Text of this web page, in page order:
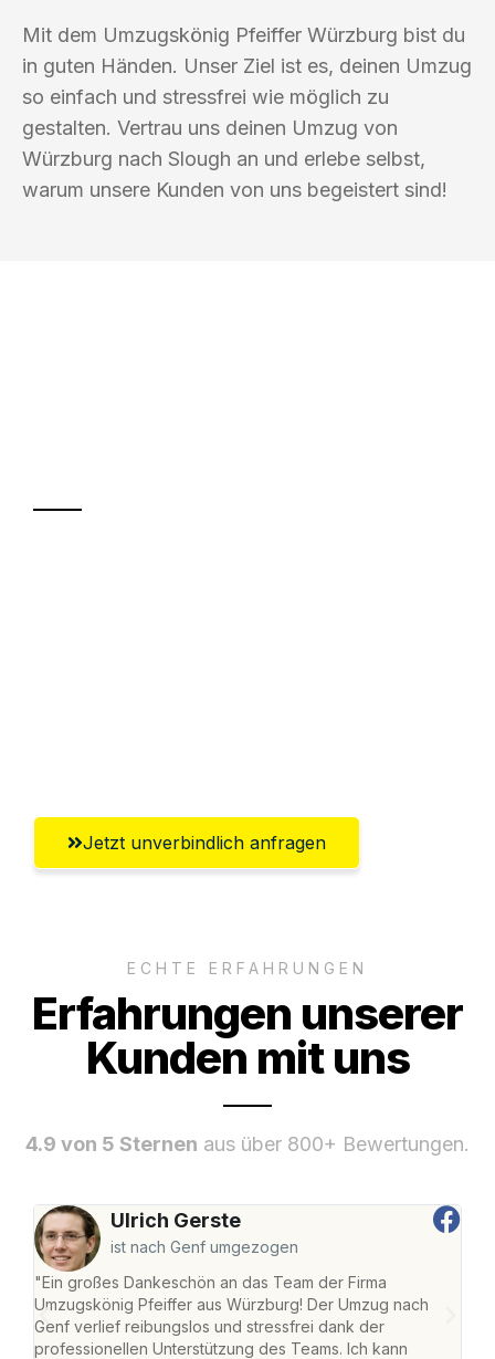
Mit dem Umzugskönig Pfeiffer Würzburg bist du
in guten Händen. Unser Ziel ist es, deinen Umzug
so einfach und stressfrei wie möglich zu
gestalten. Vertrau uns deinen Umzug von
Würzburg nach Slough an und erlebe selbst,
warum unsere Kunden von uns begeistert sind!
Jetzt unverbindlich anfragen
ECHTE ERFAHRUNGEN
Erfahrungen unserer
Kunden mit uns
4.9 von 5 Sternen aus über 800+ Bewertungen.
Ulrich Gerste
ist nach Genf umgezogen
"Ein großes Dankeschön an das Team der Firma
Umzugskönig Pfeiffer aus Würzburg! Der Umzug nach
Genf verlief reibungslos und stressfrei dank der
professionellen Unterstützung des Teams. Ich kann